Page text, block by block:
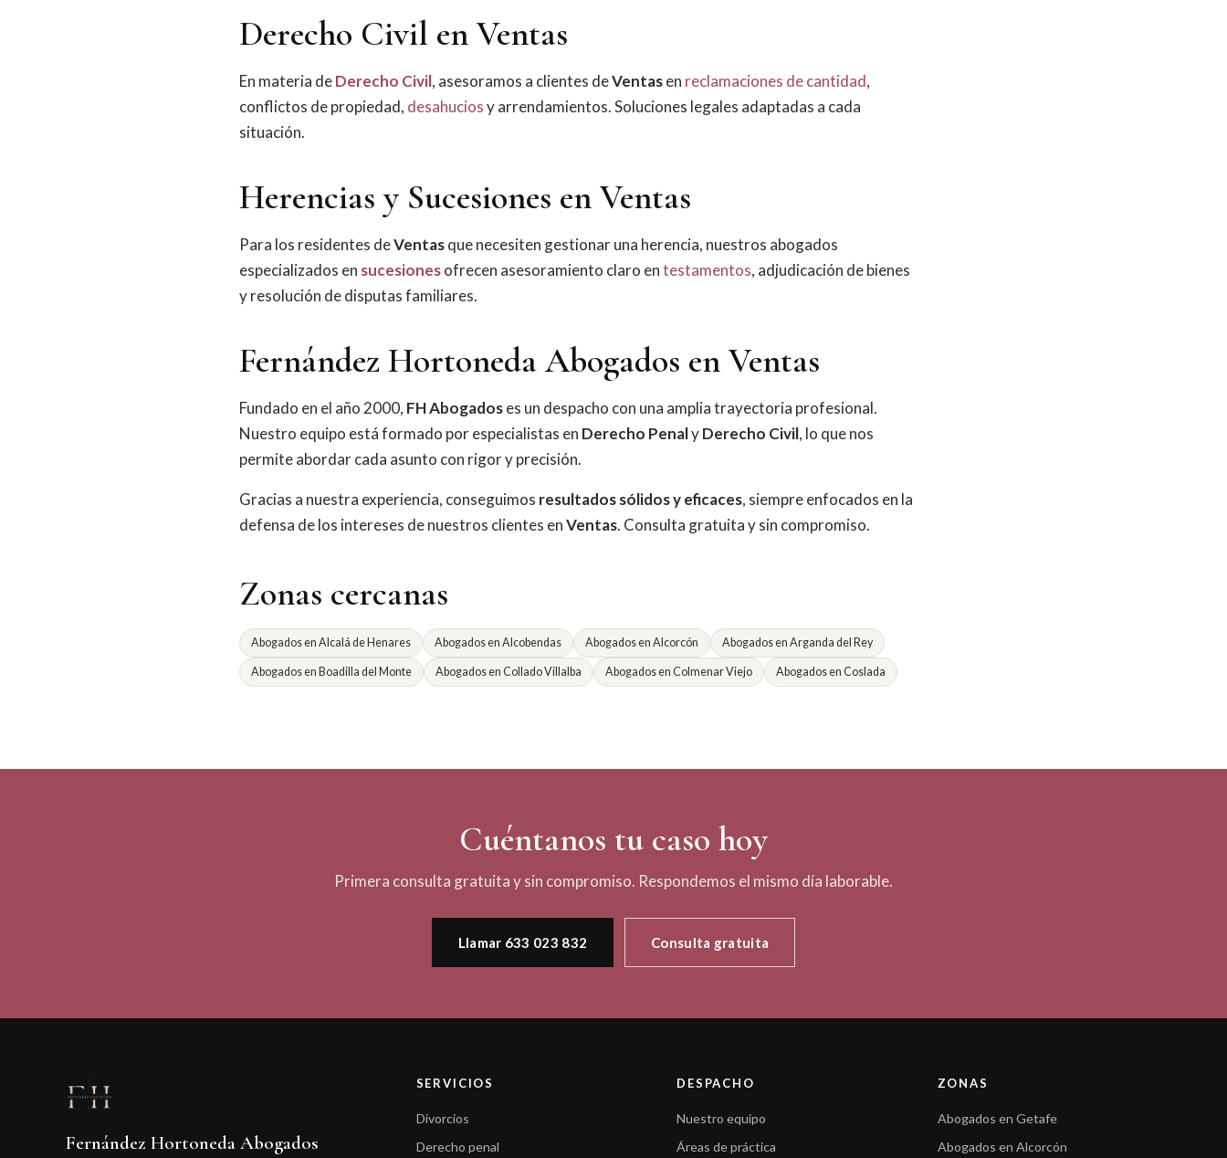
Derecho Civil en Ventas
En materia deDerecho Civil, asesoramos a clientes deVentasen reclamaciones de cantidad,
conflictos de propiedad, desahuciosy arrendamientos. Soluciones legales adaptadas a cada
situación.
Herencias y Sucesiones en Ventas
Para los residentes deVentasque necesiten gestionar una herencia, nuestros abogados
especializados en sucesionesofrecen asesoramiento claro entestamentos, adjudicación de bienes
y resolución de disputas familiares.
Fernández Hortoneda Abogados en Ventas
Fundado en el año 2000, FH Abogadoses un despacho con una amplia trayectoria profesional.
Nuestro equipo está formado por especialistas en Derecho PenalyDerecho Civil, lo que nos
permite abordar cada asunto con rigor y precisión.
Gracias a nuestra experiencia, conseguimos resultados sólidos y eficaces, siempre enfocados en la
defensa de los intereses de nuestros clientes enVentas. Consulta gratuita y sin compromiso.
Zonas cercanas
Abogados en Alcalá de Henares Abogados en Alcobendas Abogados en Alcorcón Abogados en Arganda del Rey
Abogados en Boadilla del Monte Abogados en Collado Villalba Abogados en Colmenar Viejo Abogados en Coslada
Cuéntanos tu caso hoy
Primera consulta gratuita y sin compromiso. Respondemos el mismo día laborable.
Llamar 633 023 832 Consulta gratuita
Fernández Hortoneda Abogados
SERVICIOS
Divorcios
Derecho penal
DESPACHO
Nuestro equipo
Áreas de práctica
ZONAS
Abogados en Getafe
Abogados en Alcorcón